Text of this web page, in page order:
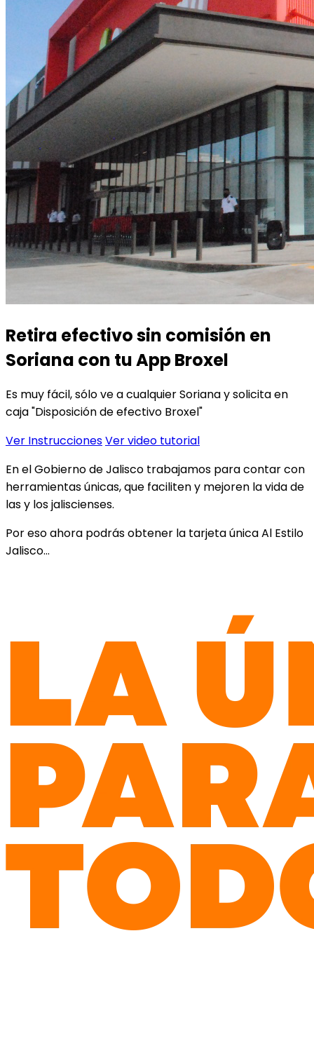
Retira efectivo sin comisión en
Soriana con tu App Broxel
Es muy fácil, sólo ve a cualquierSorianay solicita en
caja"Disposición de efectivo Broxel"
Ver InstruccionesVer video tutorial
En el Gobierno de Jalisco trabajamos para contar con
herramientas únicas,que faciliten y mejoren la vida de
las y los jaliscienses.
Por eso ahora podrás obtener la tarjeta única Al Estilo
Jalisco…